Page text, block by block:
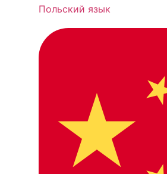
Польский язык